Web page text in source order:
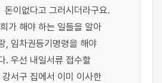
돈이없다고 그러시더라구요.
가 해야 하는 일들을 알아
, 임차권등기명령을 해야
. 우선 내일서류 접수할
서구 집에서 이미 이사한